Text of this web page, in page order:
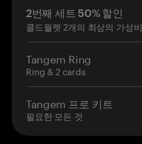
2번째 세트 50% 할인
콜드월렛 2개의 최상의 가성비
Tangem Ring
Ring & 2 cards
Tangem 프로 키트
필요한 모든 것